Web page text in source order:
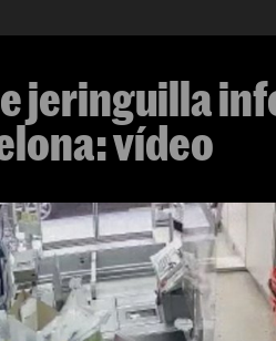
jeringuilla
vídeo